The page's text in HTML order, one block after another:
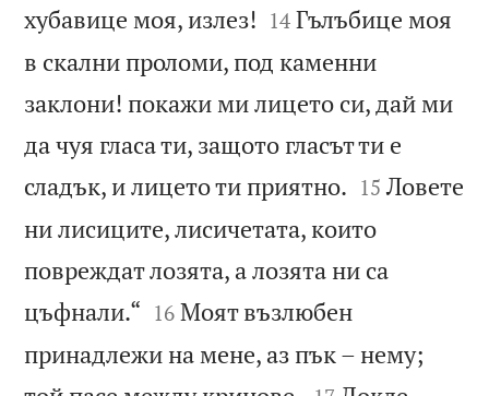
хубавице моя, излез! 

14 Гълъбице моя
в скални проломи, под каменни
заклони! покажи ми лицето си, дай ми
да чуя гласа ти, защото гласът ти е
сладък, и лицето ти приятно. 

15 Ловете
ни лисиците, лисичетата, които
повреждат лозята, а лозята ни са
цъфнали.“ 

16 Моят възлюбен
принадлежи на мене, аз пък – нему;